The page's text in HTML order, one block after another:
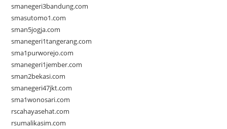
smanegeri3bandung.com
smasutomo1.com
sman5jogja.com
smanegeri1tangerang.com
sma1purworejo.com
smanegeri1jember.com
sman2bekasi.com
smanegeri47jkt.com
sma1wonosari.com
rscahayasehat.com
rsumalikasim.com